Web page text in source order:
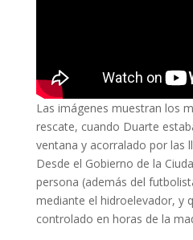
Las imágenes muestran los
rescate, cuando Duarte
ventana y acorralado por las
Desde el Gobierno de la
persona (además del
mediante el hidroelevador, y
controlado en horas de la